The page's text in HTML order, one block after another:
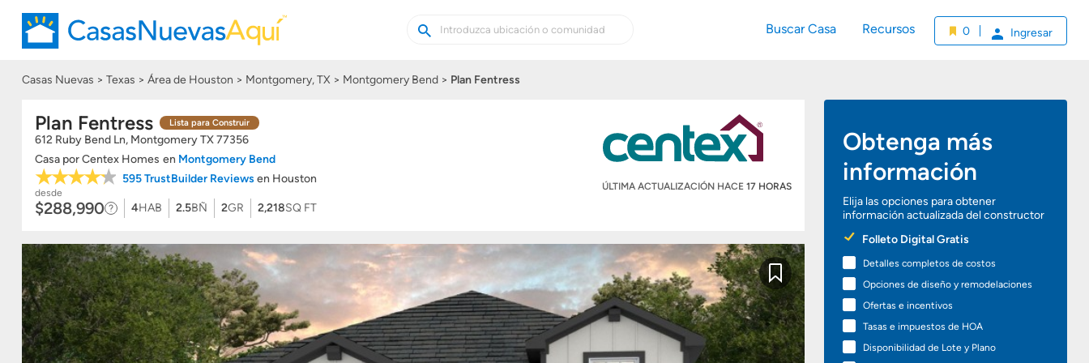
Buscar
casas
Buscar
Buscar Casa Recursos 0 Ingresar
Casas Nuevas Texas Área de Houston Montgomery, TX Montgomery Bend Plan Fentress
Plan Fentress Lista para Construir
612 Ruby Bend Ln, MontgomeryTX77356
Casa porCentex Homes en Montgomery Bend
595 TrustBuilder Reviews en Houston
ÚLTIMA ACTUALIZACIÓN HACE 17 HORAS
desde
$288,990 4HAB 2.5BÑ 2GR 2,218SQ FT
Obtenga más
información
Elija las opciones para obtener
información actualizada del constructor
Preferred
Options
Folleto Digital Gratis
Detalles completos de costos
Opciones de diseño y remodelaciones
Ofertas e incentivos
Tasas e impuestos de HOA
Disponibilidad de Lote y Plano
Guardar